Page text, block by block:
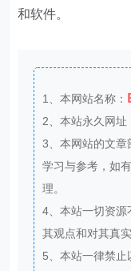
和软件。
1、本网站名称：
2、本站永久网址
3、本网站的文章
学习与参考，如
理。
4、本站一切资源
其观点和对其真实
5、本站一律禁